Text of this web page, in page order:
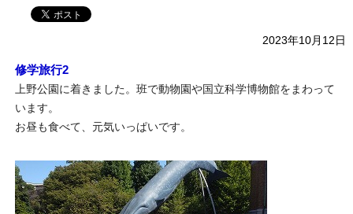
2023年10月12日
修学旅行2
上野公園に着きました。班で動物園や国立科学博物館をまわって
います。
お昼も食べて、元気いっぱいです。